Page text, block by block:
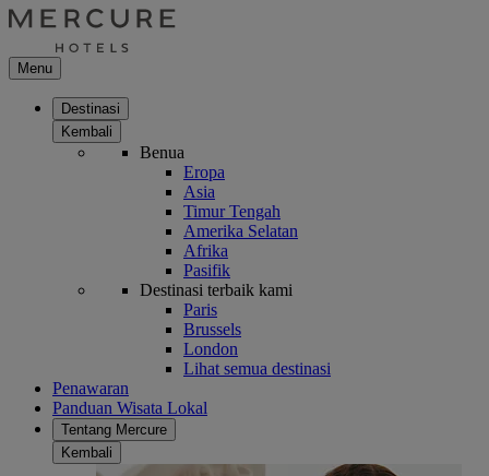
Menu
Destinasi
Kembali
Benua
Eropa
Asia
Timur Tengah
Amerika Selatan
Afrika
Pasifik
Destinasi terbaik kami
Paris
Brussels
London
Lihat semua destinasi
Penawaran
Panduan Wisata Lokal
Tentang Mercure
Kembali